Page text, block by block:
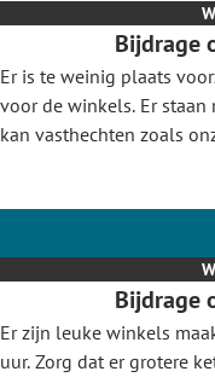
Bijdrage
Er is te weinig plaats
voor de winkels. Er staan
kan vasthechten zoals
Bijdrage
Er zijn leuke winkels
uur. Zorg dat er grotere